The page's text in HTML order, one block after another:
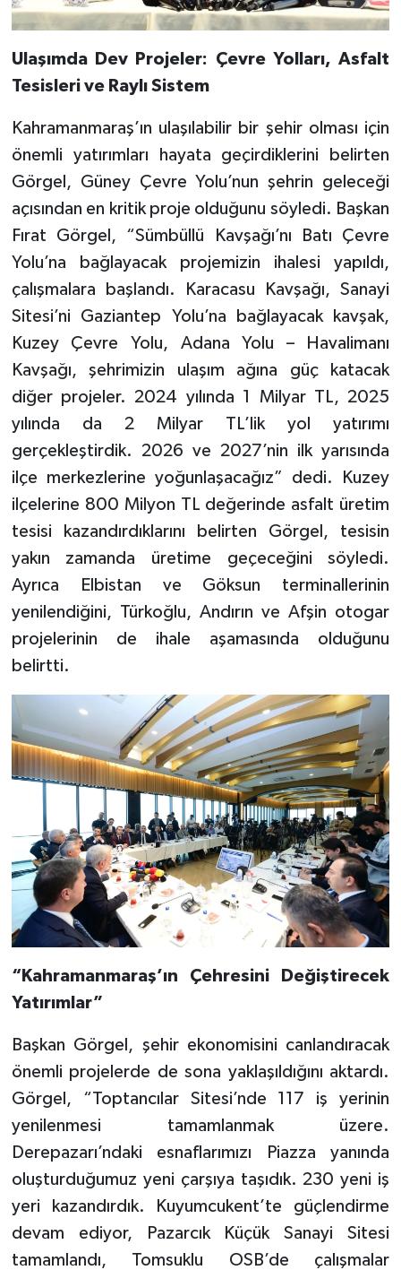
Ulaşımda Dev Projeler: Çevre Yolları, Asfalt
Tesisleri ve Raylı Sistem
Kahramanmaraş’ın ulaşılabilir bir şehir olması için
önemli yatırımları hayata geçirdiklerini belirten
Görgel, Güney Çevre Yolu’nun şehrin geleceği
açısından en kritik proje olduğunu söyledi. Başkan
Fırat Görgel, “Sümbüllü Kavşağı’nı Batı Çevre
Yolu’na bağlayacak projemizin ihalesi yapıldı,
çalışmalara başlandı. Karacasu Kavşağı, Sanayi
Sitesi’ni Gaziantep Yolu’na bağlayacak kavşak,
Kuzey Çevre Yolu, Adana Yolu – Havalimanı
Kavşağı, şehrimizin ulaşım ağına güç katacak
diğer projeler. 2024 yılında 1 Milyar TL, 2025
yılında da 2 Milyar TL’lik yol yatırımı
gerçekleştirdik. 2026 ve 2027’nin ilk yarısında
ilçe merkezlerine yoğunlaşacağız” dedi. Kuzey
ilçelerine 800 Milyon TL değerinde asfalt üretim
tesisi kazandırdıklarını belirten Görgel, tesisin
yakın zamanda üretime geçeceğini söyledi.
Ayrıca Elbistan ve Göksun terminallerinin
yenilendiğini, Türkoğlu, Andırın ve Afşin otogar
projelerinin de ihale aşamasında olduğunu
belirtti.
“Kahramanmaraş’ın Çehresini Değiştirecek
Yatırımlar”
Başkan Görgel, şehir ekonomisini canlandıracak
önemli projelerde de sona yaklaşıldığını aktardı.
Görgel, “Toptancılar Sitesi’nde 117 iş yerinin
yenilenmesi tamamlanmak üzere.
Derepazarı’ndaki esnaflarımızı Piazza yanında
oluşturduğumuz yeni çarşıya taşıdık. 230 yeni iş
yeri kazandırdık. Kuyumcukent’te güçlendirme
devam ediyor, Pazarcık Küçük Sanayi Sitesi
tamamlandı, Tomsuklu OSB’de çalışmalar